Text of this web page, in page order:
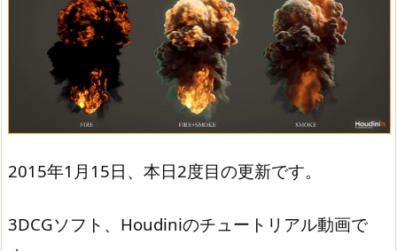
2015年1月15日、本日2度目の更新です。
3DCGソフト、Houdiniのチュートリアル動画で